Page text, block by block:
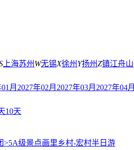
上海苏州 W无锡X徐州 Y扬州Z镇江舟山
月 2027年02月 2027年03月 2027年04月
10天